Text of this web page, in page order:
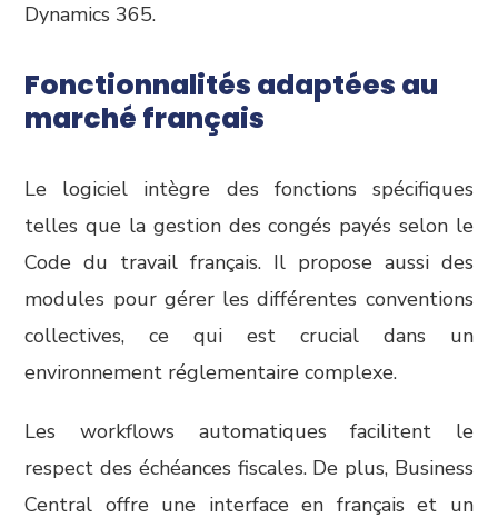
Dynamics 365.
Fonctionnalités adaptées au
marché français
Le logiciel intègre des fonctions spécifiques
telles que la gestion des congés payés selon le
Code du travail français. Il propose aussi des
modules pour gérer les différentes conventions
collectives, ce qui est crucial dans un
environnement réglementaire complexe.
Les workflows automatiques facilitent le
respect des échéances fiscales. De plus, Business
Central offre une interface en français et un